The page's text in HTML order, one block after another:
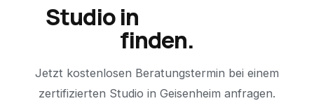
Studio in
finden.
Jetzt kostenlosen Beratungstermin bei einem
zertifizierten Studio in Geisenheim anfragen.